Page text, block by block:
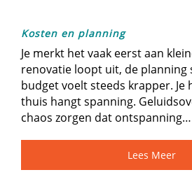
Kosten en planning
Je merkt het vaak eerst aan
renovatie loopt uit, de planning
budget voelt steeds krapper.​ Je
thuis hangt spanning.​
chaos zorgen dat ontspanning…
Lees Meer